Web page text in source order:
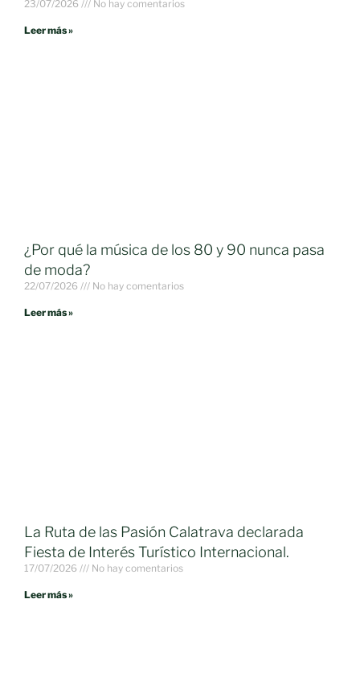
23/07/2026 No hay comentarios
Leer más »
¿Por qué la música de los 80 y 90 nunca pasa
de moda?
22/07/2026 No hay comentarios
Leer más »
La Ruta de las Pasión Calatrava declarada
Fiesta de Interés Turístico Internacional.
17/07/2026 No hay comentarios
Leer más »